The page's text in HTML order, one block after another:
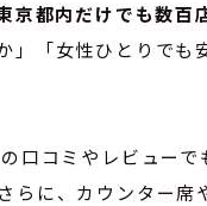
京都内だけでも数百
」「女性ひとりでも
コミやレビューで
らに、カウンター席